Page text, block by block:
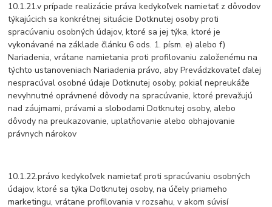
10.1.21.v prípade realizácie práva kedykoľvek namietať z dôvodov
týkajúcich sa konkrétnej situácie Dotknutej osoby proti
spracúvaniu osobných údajov, ktoré sa jej týka, ktoré je
vykonávané na základe článku 6 ods. 1. písm. e) alebo f)
Nariadenia, vrátane namietania proti profilovaniu založenému na
týchto ustanoveniach Nariadenia právo, aby Prevádzkovateľ ďalej
nespracúval osobné údaje Dotknutej osoby, pokiaľ nepreukáže
nevyhnutné oprávnené dôvody na spracúvanie, ktoré prevažujú
nad záujmami, právami a slobodami Dotknutej osoby, alebo
dôvody na preukazovanie, uplatňovanie alebo obhajovanie
právnych nárokov
10.1.22.právo kedykoľvek namietať proti spracúvaniu osobných
údajov, ktoré sa týka Dotknutej osoby, na účely priameho
marketingu, vrátane profilovania v rozsahu, v akom súvisí